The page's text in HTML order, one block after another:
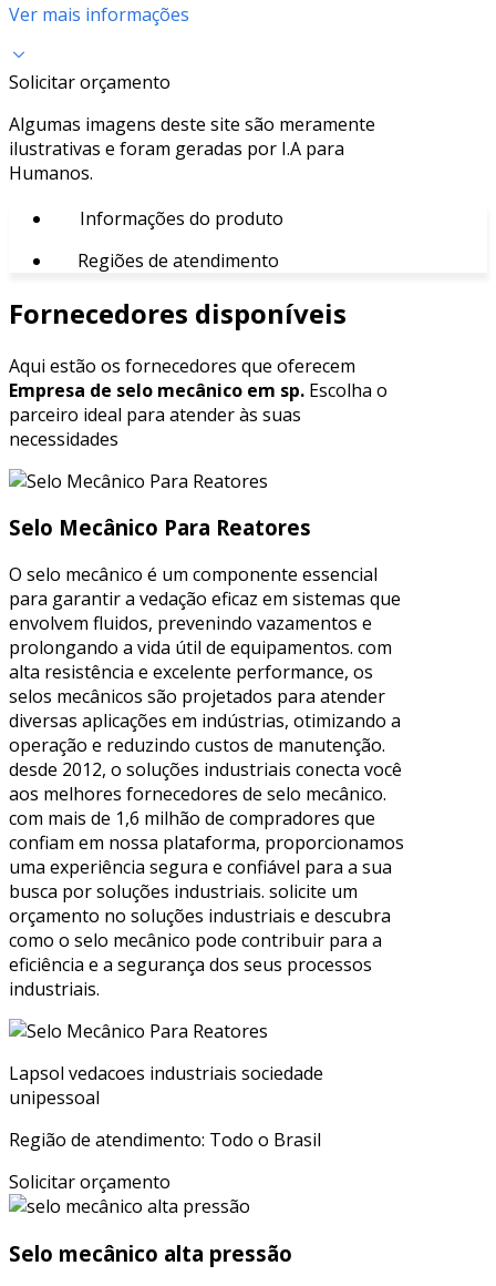
Ver mais informações
Solicitar orçamento
Algumas imagens deste site são meramente
ilustrativas e foram geradas por I.A para
Humanos.
Informações do produto
Regiões de atendimento
Fornecedores disponíveis
Aqui estão os fornecedores que oferecem
Empresa de selo mecânico em sp. Escolha o
parceiro ideal para atender às suas
necessidades
Selo Mecânico Para Reatores
O selo mecânico é um componente essencial
para garantir a vedação eficaz em sistemas que
envolvem fluidos, prevenindo vazamentos e
prolongando a vida útil de equipamentos. com
alta resistência e excelente performance, os
selos mecânicos são projetados para atender
diversas aplicações em indústrias, otimizando a
operação e reduzindo custos de manutenção.
desde 2012, o soluções industriais conecta você
aos melhores fornecedores de selo mecânico.
com mais de 1,6 milhão de compradores que
confiam em nossa plataforma, proporcionamos
uma experiência segura e confiável para a sua
busca por soluções industriais. solicite um
orçamento no soluções industriais e descubra
como o selo mecânico pode contribuir para a
eficiência e a segurança dos seus processos
industriais.
Lapsol vedacoes industriais sociedade
unipessoal
Região de atendimento: Todo o Brasil
Solicitar orçamento
Selo mecânico alta pressão